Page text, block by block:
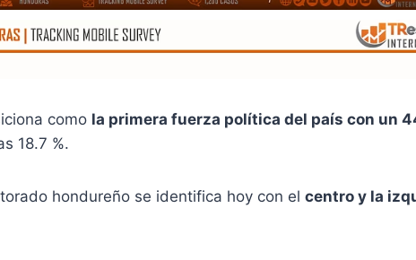
como la primera fuerza política del país con un
18.7 %.
hondureño se identifica hoy con el centro y la